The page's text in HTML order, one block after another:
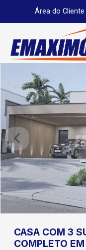
Área do Cliente
CASA COM 3
COMPLETO